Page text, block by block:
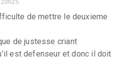
23h25
de mettre le deuxieme
de justesse criant
est defenseur et donc il doit